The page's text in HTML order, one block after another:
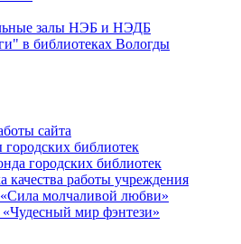
залы НЭБ и НЭДБ
в библиотеках Вологды
сайта
библиотек
городских библиотек
качества работы учреждения
молчаливой любви»
мир фэнтези»